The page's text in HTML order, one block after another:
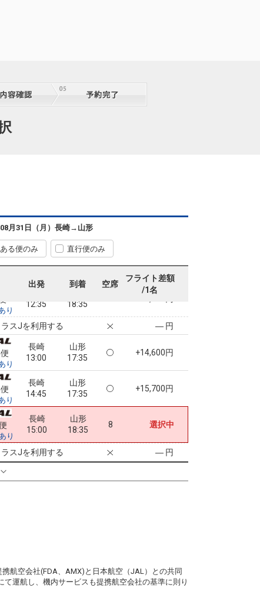
月31日（月） 長崎→ 山形
る便のみ 直行便のみ
出発 到着 空席
フライト差額
/1名
09:05
14:20
り
長崎
09:55
山形
18:35
― 円
り
12:35
18:35
ラスJを利用する ― 円
り
長崎
13:00
山形
17:35
+14,600円
り
長崎
14:45
山形
17:35
+15,700円
り
長崎
15:00
山形
18:35
8 選択中
ラスJを利用する ― 円
航空会社(FDA、AMX)と日本航空（JAL）との共同
運航し、機内サービスも提携航空会社の基準に則り